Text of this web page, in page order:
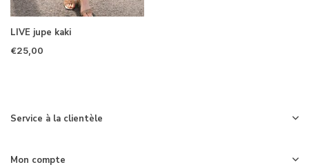
LIVE jupe kaki
€25,00
Service à la clientèle
Mon compte